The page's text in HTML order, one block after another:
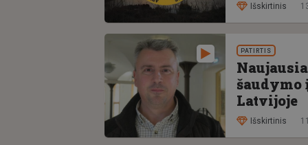
Išskirtinis
PATIRTIS
Latvijoje
Išskirtinis